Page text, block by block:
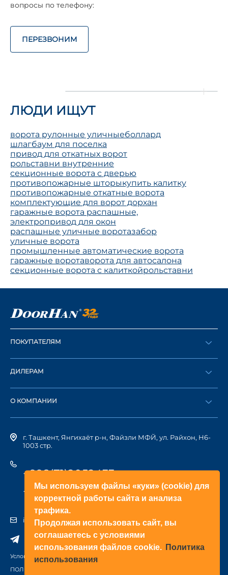
Мы используем файлы «куки» (cookie) для
корректной работы сайта и анализа
трафика.
Продолжая использовать сайт, вы
соглашаетесь с условиями
использования файлов cookie. Политика
использования
вопросы по телефону:
ПЕРЕЗВОНИМ
ЛЮДИ ИЩУТ
ворота рулонные уличныеболлард
шлагбаум для поселка
привод для откатных ворот
рольставни внутренние
секционные ворота с дверью
противопожарные шторыкупить калитку
противопожарные откатные ворота
комплектующие для ворот дорхан
гаражные ворота распашные,
электропривод для окон
распашные уличные воротазабор
уличные ворота
промышленные автоматические ворота
гаражные воротаворота для автосалона
секционные ворота с калиткойрольставни
ПОКУПАТЕЛЯМ
Оформить заказ
Каталог
ДИЛЕРАМ
Стать дилером
О КОМПАНИИ
История компании
г. Ташкент, Янгихаёт р-н, Файзли МФЙ, ул. Райхон, Н6-
1003 стр.
+998(71)2052433
+998(71)2052422
info@doorhan.uz
Условия использования сайта
ПОЛИТИКА КОНФИДЕНЦИАЛЬНОСТИ